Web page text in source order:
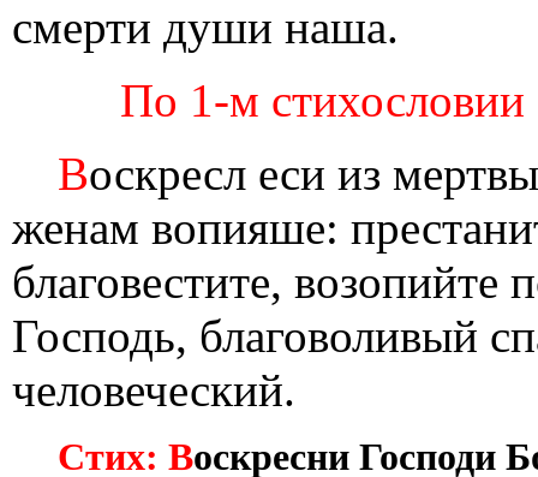
смерти души наша.
По 1-м стихословии
Воскресл еси из
женам вопияше:
благовестите,
Господь, благоволивый
человеческий.
Стих: Воскресни Господи